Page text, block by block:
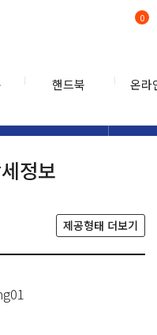
핸드북 온라
0
정보
제공형태 더보기